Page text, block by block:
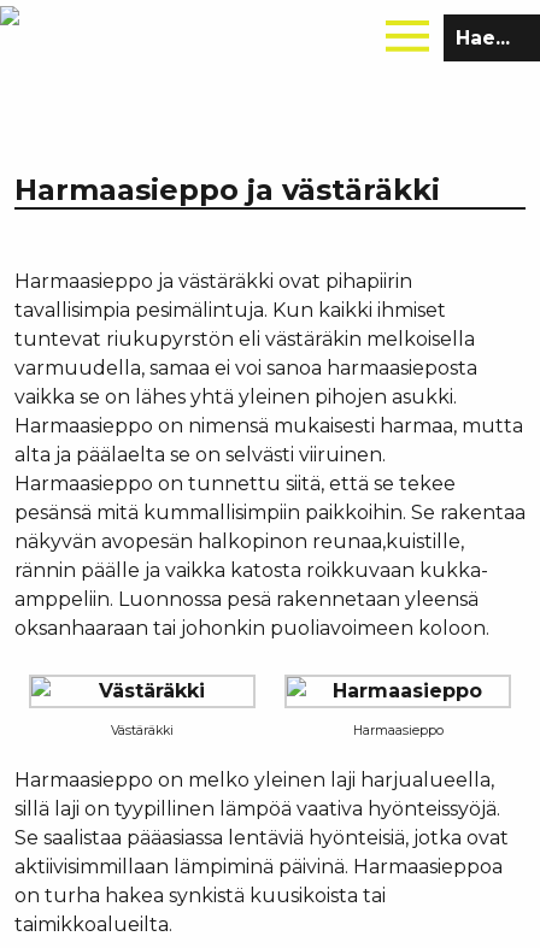
Hae
sivustolta:
Harmaasieppo ja västäräkki
Harmaasieppo ja västäräkki ovat pihapiirin
tavallisimpia pesimälintuja. Kun kaikki ihmiset
tuntevat riukupyrstön eli västäräkin melkoisella
varmuudella, samaa ei voi sanoa harmaasieposta
vaikka se on lähes yhtä yleinen pihojen asukki.
Harmaasieppo on nimensä mukaisesti harmaa, mutta
alta ja päälaelta se on selvästi viiruinen.
Harmaasieppo on tunnettu siitä, että se tekee
pesänsä mitä kummallisimpiin paikkoihin. Se rakentaa
näkyvän avopesän halkopinon reunaa,kuistille,
rännin päälle ja vaikka katosta roikkuvaan kukka-
amppeliin. Luonnossa pesä rakennetaan yleensä
oksanhaaraan tai johonkin puoliavoimeen koloon.
Västäräkki Harmaasieppo
Harmaasieppo on melko yleinen laji harjualueella,
sillä laji on tyypillinen lämpöä vaativa hyönteissyöjä.
Se saalistaa pääasiassa lentäviä hyönteisiä, jotka ovat
aktiivisimmillaan lämpiminä päivinä. Harmaasieppoa
on turha hakea synkistä kuusikoista tai
taimikkoalueilta.